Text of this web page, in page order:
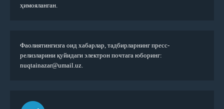
ҳимояланган.
Фаолиятингизга оид хабарлар, тадбирларнинг пресс-
релизларини қуйидаги электрон почтага юборинг:
nuqtainazar@umail.uz.